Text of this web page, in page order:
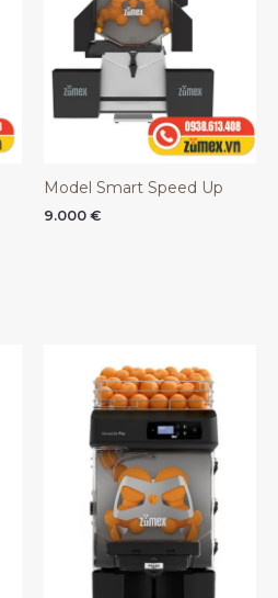
Model Smart Speed Up
9.000 €